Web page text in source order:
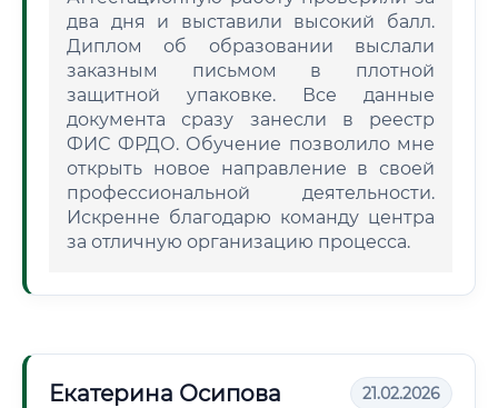
два дня и выставили высокий балл.
Диплом об образовании выслали
заказным письмом в плотной
защитной упаковке. Все данные
документа сразу занесли в реестр
ФИС ФРДО. Обучение позволило мне
открыть новое направление в своей
профессиональной деятельности.
Искренне благодарю команду центра
за отличную организацию процесса.
Екатерина Осипова 21.02.2026